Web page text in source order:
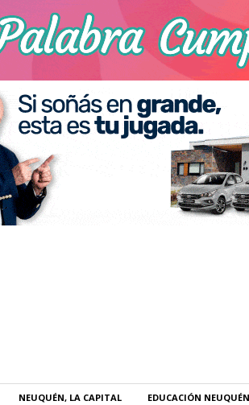
NEUQUÉN, LA CAPITAL EDUCACIÓN NEUQUÉN